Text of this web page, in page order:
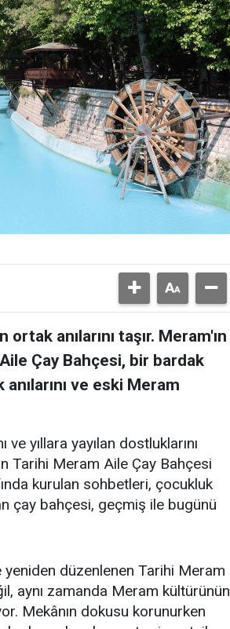
anılarını taşır. Meram'ın
Çay Bahçesi, bir bardak
ve eski Meram
ve yıllara yayılan dostluklarını
Tarihi Meram Aile Çay Bahçesi
kurulan sohbetleri, çocukluk
çay bahçesi, geçmiş ile bugünü
yeniden düzenlenen Tarihi Meram
aynı zamanda Meram kültürünün
Mekânın dokusu korunurken